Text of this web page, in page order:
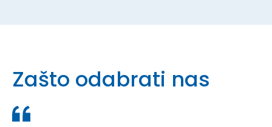
Zašto odabrati nas